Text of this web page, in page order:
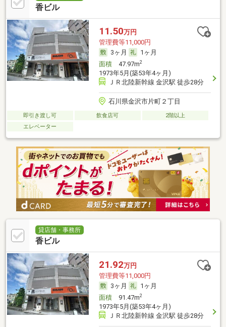
香ビル
11.50万円
管理費等11,000円
3ヶ月
1ヶ月
面積47.97m2
1973年5月(築53年4ヶ月)
ＪＲ北陸新幹線 金沢駅 徒歩28分
石川県金沢市片町２丁目
即引き渡し可 飲食店可
2階以上
エレベーター
貸店舗・事務所
香ビル
21.92万円
管理費等11,000円
3ヶ月
1ヶ月
面積91.47m2
1973年5月(築53年4ヶ月)
ＪＲ北陸新幹線 金沢駅 徒歩28分